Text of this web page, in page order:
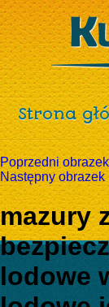
Strona
Poprzedni obrazek
Następny obrazek
mazury
lodowe